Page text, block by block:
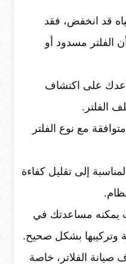
قد انخفض، فقد
الفلتر مسدود أو
على اكتشاف
الفلتر.
مع نوع الفلتر
إلى تقليل كفاءة
يمكنه مساعدتك في
وتركيبها بشكل صحيح.
الفلاتر، خاصة